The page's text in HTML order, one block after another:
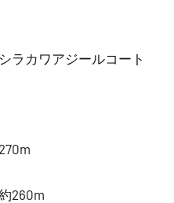
ラカワアジールコート
260m